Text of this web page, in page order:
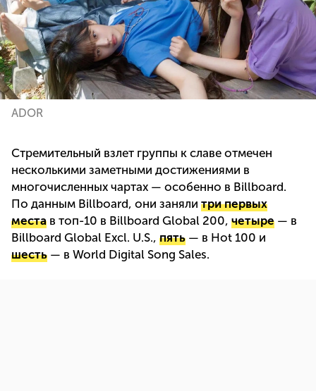
ADOR
Стремительный взлет группы к славе отмечен
несколькими заметными достижениями в
многочисленных чартах — особенно в Billboard.
По данным Billboard, они заняли три первых
места в топ-10 в Billboard Global 200, четыре — в
Billboard Global Excl. U.S., пять — в Hot 100 и
шесть — в World Digital Song Sales.